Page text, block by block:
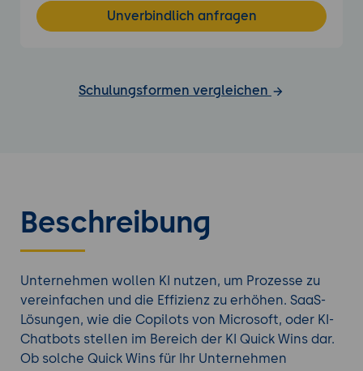
Unverbindlich anfragen
Schulungsformen vergleichen
Beschreibung
Unternehmen wollen KI nutzen, um Prozesse zu
vereinfachen und die Effizienz zu erhöhen. SaaS-
Lösungen, wie die Copilots von Microsoft, oder KI-
Chatbots stellen im Bereich der KI Quick Wins dar.
Ob solche Quick Wins für Ihr Unternehmen